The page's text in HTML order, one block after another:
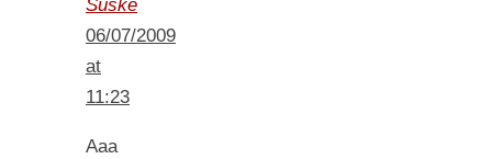
Suske
06/07/2009
at
11:23
Aaa